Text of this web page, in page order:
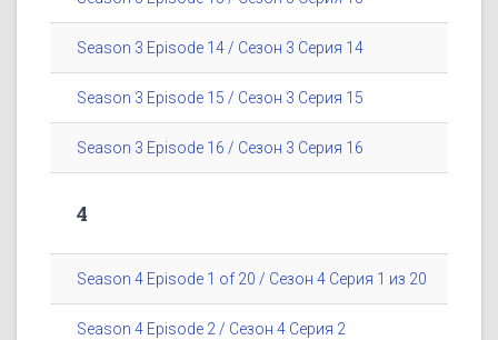
Season 3 Episode 14 / Сезон 3 Серия 14
Season 3 Episode 15 / Сезон 3 Серия 15
Season 3 Episode 16 / Сезон 3 Серия 16
4
Season 4 Episode 1 of 20 / Сезон 4 Серия 1 из 20
Season 4 Episode 2 / Сезон 4 Серия 2